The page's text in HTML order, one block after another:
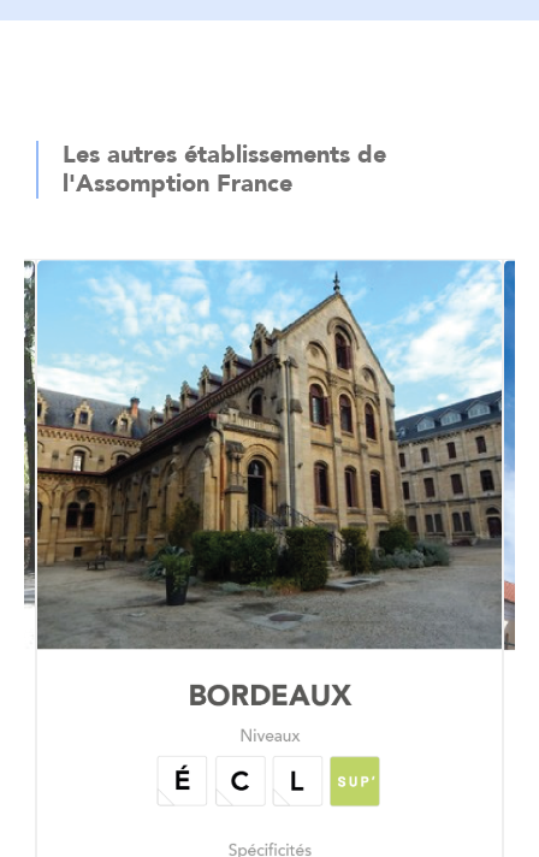
Les autres établissements de
l'Assomption France